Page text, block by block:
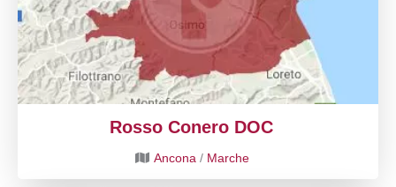
Rosso Conero DOC
Ancona / Marche